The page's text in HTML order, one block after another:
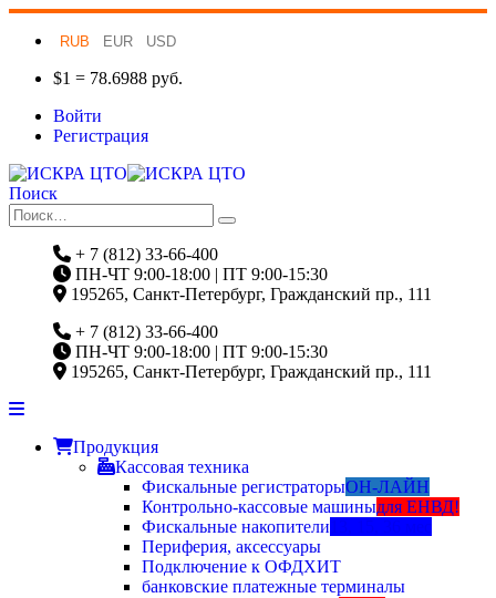
RUB EUR USD
$1 = 78.6988 руб.
Войти
Регистрация
Поиск
+ 7 (812) 33-66-400
ПН-ЧТ 9:00-18:00 | ПТ 9:00-15:30
195265, Санкт-Петербург, Гражданский пр., 111
+ 7 (812) 33-66-400
ПН-ЧТ 9:00-18:00 | ПТ 9:00-15:30
195265, Санкт-Петербург, Гражданский пр., 111
Продукция
Кассовая техника
Фискальные регистраторыОН-ЛАЙН
Контрольно-кассовые машиныдля ЕНВД!
Фискальные накопители
Периферия, аксессуары
Подключение к ОФДХИТ
банковские платежные терминалы